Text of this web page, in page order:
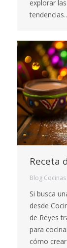
explorar
Receta
Blog
Si busca
desde
de Reyes
para
cómo